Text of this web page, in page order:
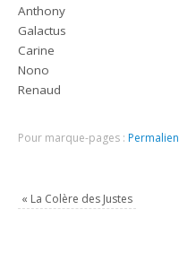
Anthony
Galactus
Carine
Nono
Renaud
Pour marque-pages : Permalien
« La Colère des Justes